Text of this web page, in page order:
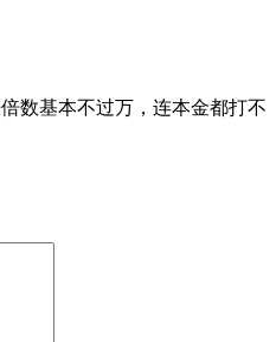
数基本不过万，连本金都打不